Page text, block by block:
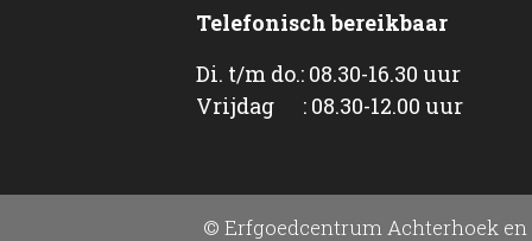
Telefonisch bereikbaar
Di. t/m do.: 08.30-16.30 uur
Vrijdag : 08.30-12.00 uur
© Erfgoedcentrum Achterhoek en